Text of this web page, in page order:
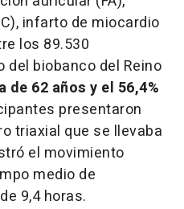
infarto de miocardio
los 89.530
biobanco del Reino
de 62 años y el 56,4%
presentaron
triaxial que se llevaba
el movimiento
medio de
9,4 horas.